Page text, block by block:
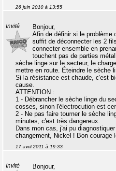
26 juin 2010 à 13:55
Invité
Bonjour,
Afin de définir si le problème
suffit de déconnecter les 2
connecter ensemble en
touchent pas de parties
sèche linge sur le secteur, le
mettre en route. Éteindre le sèche
Si la résistance est chaude, c'est
cause.
ATTENTION :
1 - Débrancher le sèche linge du
cosses, sinon l'électrocution est
2 - Ne pas faire tourner le sèche
minutes, c'est très dangereux.
Dans mon cas, j'ai pu
changement, Nickel ! Bon courage
17 avril 2011 à 19:33
Invité
Bonjour,